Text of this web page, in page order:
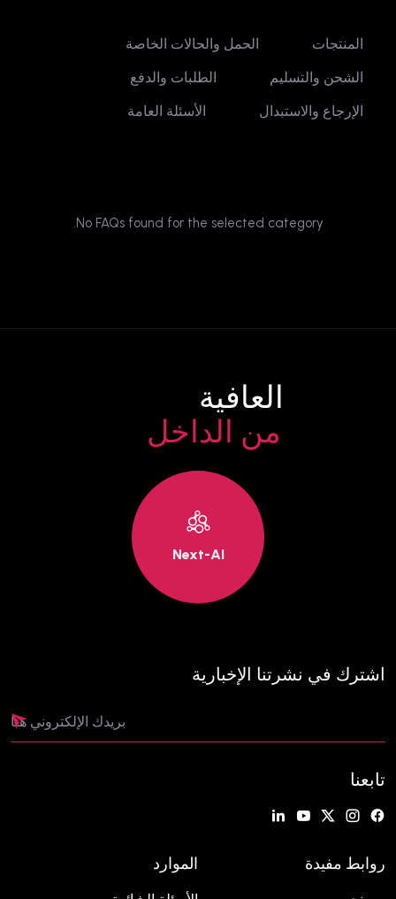
المنتجات
الحمل والحالات الخاصة
الشحن والتسليم
الطلبات والدفع
الإرجاع والاستبدال
الأسئلة العامة
No FAQs found for the selected category.
العافية
من الداخل
Next-AI
اشترك في نشرتنا الإخبارية
تابعنا
روابط مفيدة الموارد